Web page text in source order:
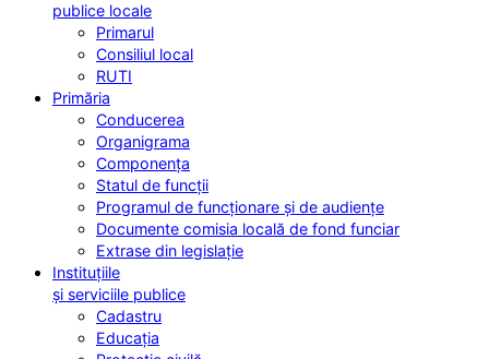
publice locale
Primarul
Consiliul local
RUTI
Primăria
Conducerea
Organigrama
Componența
Statul de funcții
Programul de funcționare și de audiențe
Documente comisia locală de fond funciar
Extrase din legislație
Instituțiile
și serviciile publice
Cadastru
Educația